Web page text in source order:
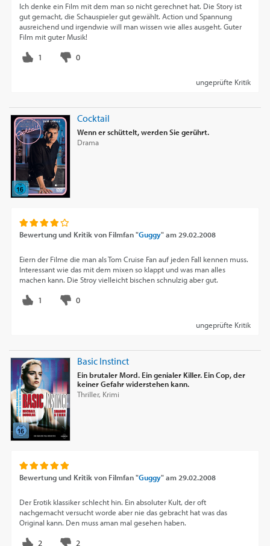
Ich denke ein Film mit dem man so nicht gerechnet hat. Die Story ist
gut gemacht, die Schauspieler gut gewählt. Action und Spannung
ausreichend und irgendwie will man wissen wie alles ausgeht. Guter
Film mit guter Musik!
ungeprüfte Kritik
Cocktail
Wenn er schüttelt, werden Sie gerührt.
Drama
Bewertung und Kritik von Filmfan "Guggy"am 29.02.2008
Eiern der Filme die man als Tom Cruise Fan auf jeden Fall kennen muss.
Interessant wie das mit dem mixen so klappt und was man alles
machen kann. Die Stroy vielleicht bischen schnulzig aber gut.
ungeprüfte Kritik
Basic Instinct
Ein brutaler Mord. Ein genialer Killer. Ein Cop, der
keiner Gefahr widerstehen kann.
Thriller, Krimi
Bewertung und Kritik von Filmfan "Guggy"am 29.02.2008
Der Erotik klassiker schlecht hin. Ein absoluter Kult, der oft
nachgemacht versucht worde aber nie das gebracht hat was das
Original kann. Den muss aman mal gesehen haben.